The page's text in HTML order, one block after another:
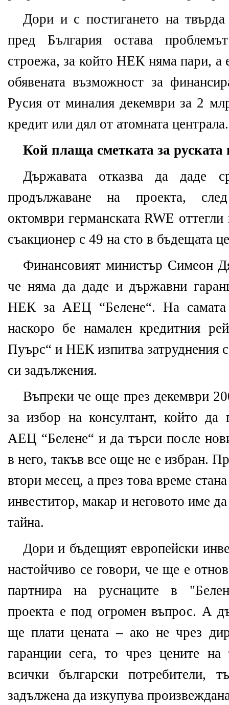
Дори и с постигането на
пред България остава
строежа, за който НЕК няма пари, а
обявената възможност за
Русия от миналия декември за 2
кредит или дял от атомната централа.
Кой плаща сметката за
Държавата отказва да даде
продължаване на проекта,
октомври германската RWE
съакционер с 49 на сто в бъдещата
Финансовият министър Симеон
че няма да даде и държавни
НЕК за АЕЦ “Белене“. На самата
наскоро бе намален кредитния
Пуърс“ и НЕК изпитва затруднения
си задължения.
Въпреки че още през декември
за избор на консултант, който да
АЕЦ “Белене“ и да търси после
в него, такъв все още не е избран.
втори месец, а през това време
инвеститор, макар и неговото име
тайна.
Дори и бъдещият европейски
настойчиво се говори, че ще е
партнира на руснаците в
проекта е под огромен въпрос. А
ще плати цената – ако не чрез
гаранции сега, то чрез цените
всички български
задължена да изкупува